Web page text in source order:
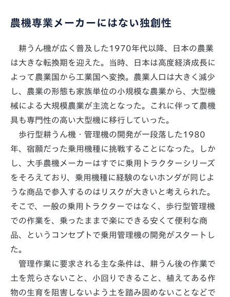
農機専業メーカーにはない独創性
耕うん機が広く普及した1970年代以降、日本の農業
は大きな転換期を迎えた。当時、日本は高度経済成長に
よって農業国から工業国へ変換。農業人口は大きく減少
し、農業の形態も家族単位の小規模な農業から、大型機
械による大規模農業が主流となった。これに伴って農機
具も専門性の高い大型機に移行していった。
歩行型耕うん機・管理機の開発が一段落した1980
年、宿願だった乗用機種に挑戦することになった。しか
し、大手農機メーカーはすでに乗用トラクターシリーズ
をそろえており、乗用機種に経験のないホンダが同じよ
うな商品で参入するのはリスクが大きいと考えられた。
そこで、一般の乗用トラクターではなく、歩行型管理機
での作業を、乗ったままで楽にできる安くて便利な商
品、というコンセプトで乗用管理機の開発がスタートし
た。
管理作業に要求される主な条件は、耕うん後の作業で
土を荒らさないこと、小回りできること、植えてある作
物の生育を阻害しないよう土を踏み固めないことなどで